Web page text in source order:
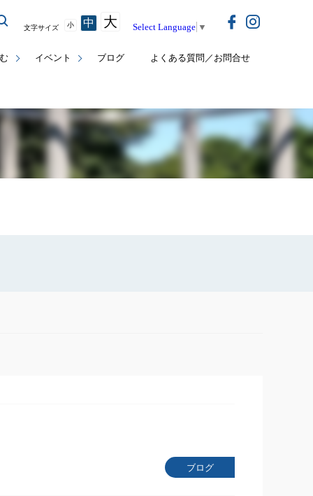
イベント ブログ よくある質問／お問合せ
文字サイズ 小 中 大 Select Language ▼
ブログ